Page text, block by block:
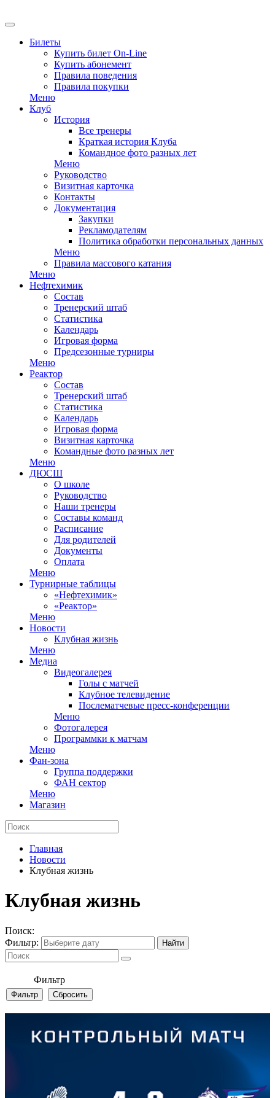
Билеты
Купить билет On-Line
Купить абонемент
Правила поведения
Правила покупки
Меню
Клуб
История
Все тренеры
Краткая история Клуба
Командное фото разных лет
Меню
Руководство
Визитная карточка
Контакты
Документация
Закупки
Рекламодателям
Политика обработки персональных данных
Меню
Правила массового катания
Меню
Нефтехимик
Состав
Тренерский штаб
Статистика
Календарь
Игровая форма
Предсезонные турниры
Меню
Реактор
Состав
Тренерский штаб
Статистика
Календарь
Игровая форма
Визитная карточка
Командные фото разных лет
Меню
ДЮСШ
О школе
Руководство
Наши тренеры
Составы команд
Расписание
Для родителей
Документы
Оплата
Меню
Турнирные таблицы
«Нефтехимик»
«Реактор»
Меню
Новости
Клубная жизнь
Меню
Медиа
Видеогалерея
Голы с матчей
Клубное телевидение
Послематчевые пресс-конференции
Меню
Фотогалерея
Программки к матчам
Меню
Фан-зона
Группа поддержки
ФАН сектор
Меню
Магазин
Главная
Новости
Клубная жизнь
Клубная жизнь
Поиск:
Фильтр:
Фильтр